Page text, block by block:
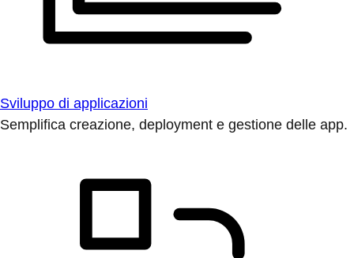
Sviluppo di applicazioni
Semplifica creazione, deployment e gestione delle app.